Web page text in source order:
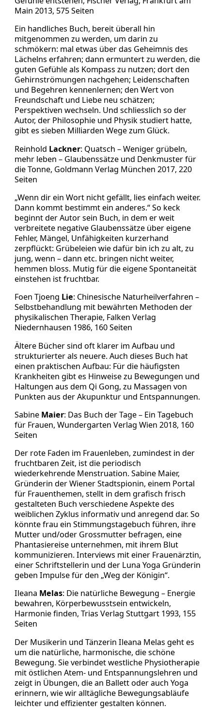
Main 2013, 575 Seiten
Ein handliches Buch, bereit überall hin
mitgenommen zu werden, um darin zu
schmökern: mal etwas über das Geheimnis des
Lächelns erfahren; dann ermuntert zu werden, die
guten Gefühle als Kompass zu nutzen; dort den
Gehirnströmungen nachgehen; Leidenschaften
und Begehren kennenlernen; den Wert von
Freundschaft und Liebe neu schätzen;
Perspektiven wechseln. Und schliesslich so der
Autor, der Philosophie und Physik studiert hatte,
gibt es sieben Milliarden Wege zum Glück.
Reinhold Lackner: Quatsch – Weniger grübeln,
mehr leben – Glaubenssätze und Denkmuster für
die Tonne, Goldmann Verlag München 2017, 220
Seiten
„Wenn dir ein Wort nicht gefällt, lies einfach weiter.
Dann kommt bestimmt ein anderes.“ So keck
beginnt der Autor sein Buch, in dem er weit
verbreitete negative Glaubenssätze über eigene
Fehler, Mängel, Unfähigkeiten kurzerhand
zerpflückt: Grübeleien wie dafür bin ich zu alt, zu
jung, wenn – dann etc. bringen nicht weiter,
hemmen bloss. Mutig für die eigene Spontaneität
einstehen ist fruchtbar.
Foen Tjoeng Lie: Chinesische Naturheilverfahren –
Selbstbehandlung mit bewährten Methoden der
physikalischen Therapie, Falken Verlag
Niedernhausen 1986, 160 Seiten
Ältere Bücher sind oft klarer im Aufbau und
strukturierter als neuere. Auch dieses Buch hat
einen praktischen Aufbau: Für die häufigsten
Krankheiten gibt es Hinweise zu Bewegungen und
Haltungen aus dem Qi Gong, zu Massagen von
Punkten aus der Akupunktur und Entspannungen.
Sabine Maier: Das Buch der Tage – Ein Tagebuch
für Frauen, Wundergarten Verlag Wien 2018, 160
Seiten
Der rote Faden im Frauenleben, zumindest in der
fruchtbaren Zeit, ist die periodisch
wiederkehrende Menstruation. Sabine Maier,
Gründerin der Wiener Stadtspionin, einem Portal
für Frauenthemen, stellt in dem grafisch frisch
gestalteten Buch verschiedene Aspekte des
weiblichen Zyklus informativ und anregend dar. So
könnte frau ein Stimmungstagebuch führen, ihre
Mutter und/oder Grossmutter befragen, eine
Phantasiereise unternehmen, mit ihrem Blut
kommunizieren. Interviews mit einer Frauenärztin,
einer Schriftstellerin und der Luna Yoga Gründerin
geben Impulse für den „Weg der Königin“.
Ileana Melas: Die natürliche Bewegung – Energie
bewahren, Körperbewusstsein entwickeln,
Harmonie finden, Trias Verlag Stuttgart 1993, 155
Seiten
Der Musikerin und Tänzerin Ileana Melas geht es
um die natürliche, harmonische, die schöne
Bewegung. Sie verbindet westliche Physiotherapie
mit östlichen Atem- und Entspannungslehren und
zeigt in Übungen, die an Ballett oder auch Yoga
erinnern, wie wir alltägliche Bewegungsabläufe
leichter und effizienter gestalten können.